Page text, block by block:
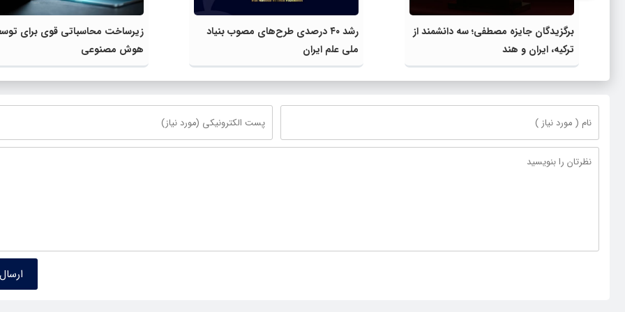
برگزیدگان جایزه مصطفی؛ سه دانشمند از
ترکیه، ایران و هند
رشد ۴۰ درصدی طرح‌های مصوب بنیاد
ملی علم ایران
زیرساخت محاسباتی قوی برای
هوش مصنوعی